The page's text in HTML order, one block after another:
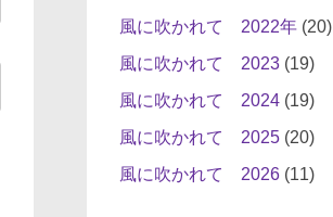
風に吹かれて 2022年(20)
風に吹かれて 2023(19)
風に吹かれて 2024(19)
風に吹かれて 2025(20)
風に吹かれて 2026(11)